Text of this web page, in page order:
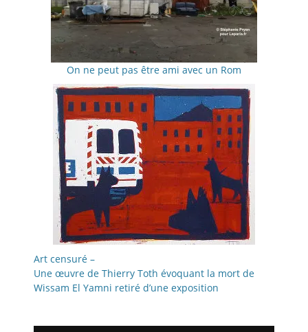
On ne peut pas être ami avec un Rom
Art censuré –
Une œuvre de Thierry Toth évoquant la mort de
Wissam El Yamni retiré d’une exposition